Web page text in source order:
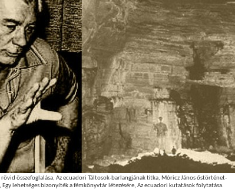
összefoglalása, Az ecuadori Táltosok-barlangjának titka, Móricz János őstörténet-
lehetséges bizonyíték a fémkönyvtár létezésére, Az ecuadori kutatások folytatása.